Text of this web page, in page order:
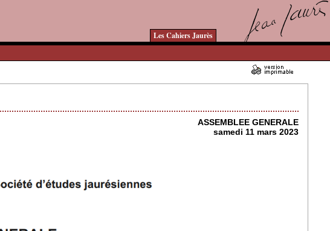
Les Cahiers Jaurès
ASSEMBLEE GENERALE
samedi 11 mars 2023